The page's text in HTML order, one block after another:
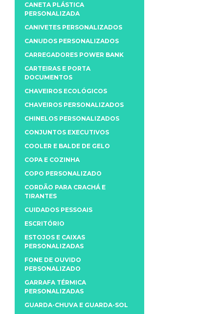
CANETA PLÁSTICA
PERSONALIZADA
CANIVETES PERSONALIZADOS
CANUDOS PERSONALIZADOS
CARREGADORES POWER BANK
CARTEIRAS E PORTA
DOCUMENTOS
CHAVEIROS ECOLÓGICOS
CHAVEIROS PERSONALIZADOS
CHINELOS PERSONALIZADOS
CONJUNTOS EXECUTIVOS
COOLER E BALDE DE GELO
COPA E COZINHA
COPO PERSONALIZADO
CORDÃO PARA CRACHÁ E
TIRANTES
CUIDADOS PESSOAIS
ESCRITÓRIO
ESTOJOS E CAIXAS
PERSONALIZADAS
FONE DE OUVIDO
PERSONALIZADO
GARRAFA TÉRMICA
PERSONALIZADAS
GUARDA-CHUVA E GUARDA-SOL